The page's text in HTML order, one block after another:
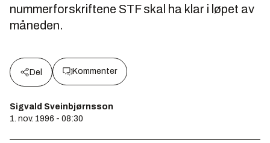
nummerforskriftene STF skal ha klar i løpet av
måneden.
Del Kommenter
Sigvald Sveinbjørnsson
1. nov. 1996 - 08:30